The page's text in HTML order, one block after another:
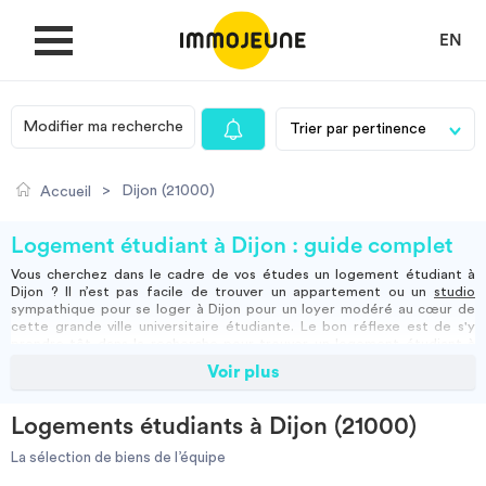
EN
MON COMPTE
Je cherche un logement
Villes
Modifier ma recherche
Accueil > Dijon (21000)
Logement étudiant à Dijon : guide complet
Vous cherchez dans le cadre de vos études un logement étudiant à
Dijon ? Il n’est pas facile de trouver un appartement ou un studio
sympathique pour se loger à Dijon pour un loyer modéré au cœur de
cette grande ville universitaire étudiante. Le bon réflexe est de s'y
les difficultés financières que peuvent rencontrer les étudiants et
vous proposer des habitations pensées et adaptées de tous types :
particulier, résidence étudiante , courte durée, colocation…
particulèrement des résidences étudiantes spécialement construites
Voir plus
Logements étudiants à Dijon (21000)
La sélection de biens de l’équipe